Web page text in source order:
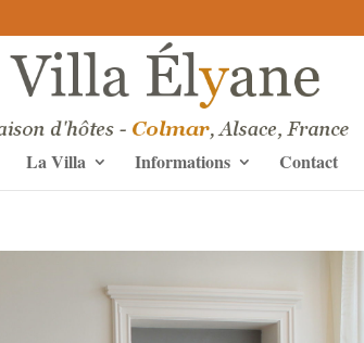
La Villa Informations Contact